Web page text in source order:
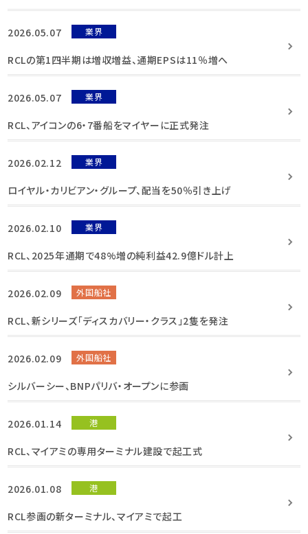
2026.05.07 業界
RCLの第1四半期は増収増益、通期EPSは11％増へ
2026.05.07 業界
RCL、アイコンの6・7番船をマイヤーに正式発注
2026.02.12 業界
ロイヤル・カリビアン・グループ、配当を50％引き上げ
2026.02.10 業界
RCL、2025年通期で48%増の純利益42.9億ドル計上
2026.02.09 外国船社
RCL、新シリーズ「ディスカバリー・クラス」2隻を発注
2026.02.09 外国船社
シルバーシー、BNPパリバ・オープンに参画
2026.01.14 港
RCL、マイアミの専用ターミナル建設で起工式
2026.01.08 港
RCL参画の新ターミナル、マイアミで起工